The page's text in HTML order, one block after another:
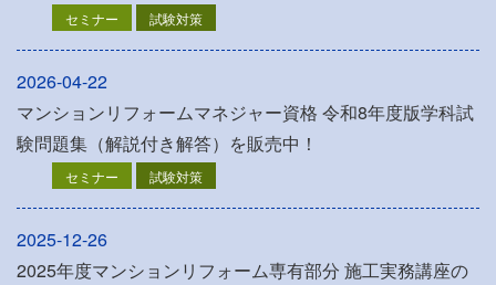
セミナー 試験対策
2026-04-22
マンションリフォームマネジャー資格 令和8年度版学科試
験問題集（解説付き解答）を販売中！
セミナー 試験対策
2025-12-26
2025年度マンションリフォーム専有部分 施工実務講座の